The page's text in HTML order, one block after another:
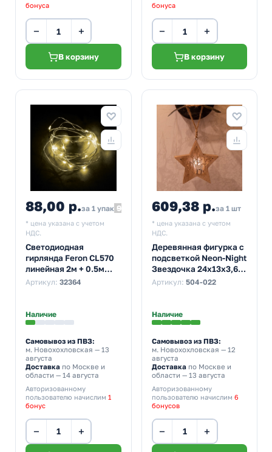
бонуса
− +
В корзину
бонуса
− +
В корзину
88,00 р.за 1 упак 96,80
* цена указана с учетом
НДС.
Светодиодная
гирлянда Feron CL570
линейная 2м + 0.5м
2700K с питанием от
Артикул: 32364
Наличие
Самовывоз из ПВЗ:
м. Новохохловская — 13
августа
Доставка по Москве и
области — 14 августа
Авторизованному
пользователю начислим 1
бонус
− +
609,38 р.за 1 шт
* цена указана с учетом
НДС.
Деревянная фигурка с
подсветкой Neon-Night
Звездочка 24x13x3,6
см
Артикул: 504-022
Наличие
Самовывоз из ПВЗ:
м. Новохохловская — 12
августа
Доставкапо Москве и
области — 13 августа
Авторизованному
пользователю начислим 6
бонусов
− +